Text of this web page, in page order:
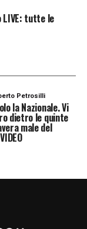
il neo-
un classico
terra,
di 5
per i
LIVE: tutte le
Petrosilli
la Nazionale. Vi
dietro le quinte
male del